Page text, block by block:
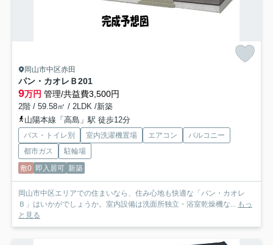
岡山市中区赤田
パン・カオレＢ201
9万円 管理/共益費3,500円
2階 / 59.58㎡ / 2LDK /新築
山陽本線「高島」駅 徒歩12分
バス・トイレ別 室内洗濯機置場 エアコン
バルコニー
都市ガス
駐輪場
敷0 即入居可 新築
岡山市中区エリアでの住まいなら、住み心地も快適な「パン・カオレ
Ｂ」はいかがでしょうか。室内設備は洗面所独立・浴室乾燥機な... もっ
と見る